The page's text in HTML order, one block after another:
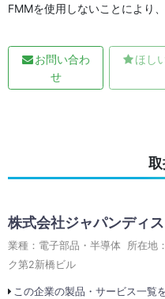
FMMを使用しないことにより
お問い合わ
せ
ほし
株式会社ジャパンディ
業種：電子部品・半導体 所在
ク第2新橋ビル
この企業の製品・サービス一覧